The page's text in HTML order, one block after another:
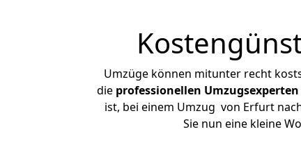
Umzüge können mitunter recht
die professionellen Umzugsexperten
ist, bei einem Umzug von Erfurt
Sie nun eine kleine